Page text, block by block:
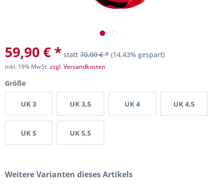
59,90 € * statt 70,00 € * (14,43% gespart)
inkl. 19% MwSt.zzgl. Versandkosten
Größe
UK 3 UK 3,5 UK 4 UK 4,5
UK 5 UK 5,5
Weitere Varianten dieses Artikels